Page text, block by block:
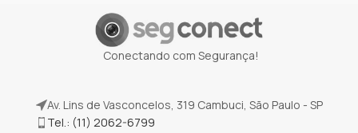
Conectando com Segurança!
Av. Lins de Vasconcelos, 319 Cambuci, São Paulo - SP
Tel.: (11) 2062-6799